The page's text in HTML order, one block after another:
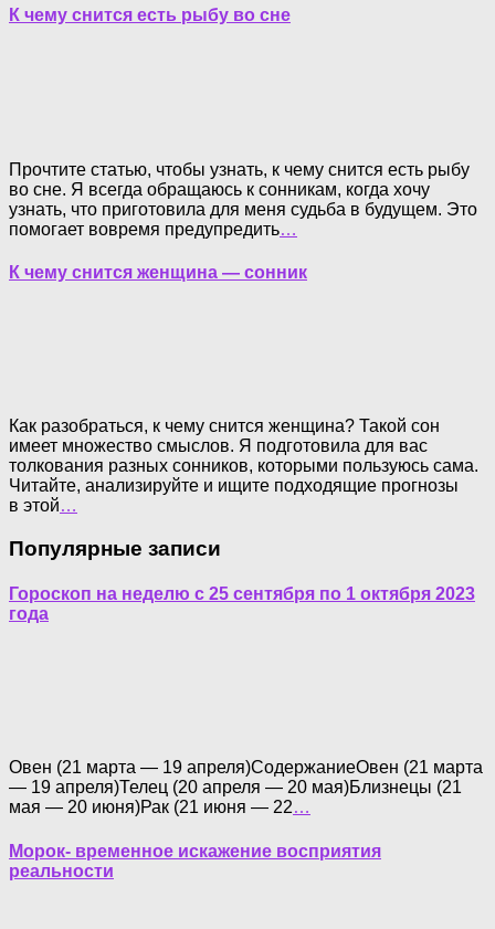
К чему снится есть рыбу во сне
Прочтите статью, чтобы узнать, к чему снится есть рыбу
во сне. Я всегда обращаюсь к сонникам, когда хочу
узнать, что приготовила для меня судьба в будущем. Это
помогает вовремя предупредить…
К чему снится женщина — сонник
Как разобраться, к чему снится женщина? Такой сон
имеет множество смыслов. Я подготовила для вас
толкования разных сонников, которыми пользуюсь сама.
Читайте, анализируйте и ищите подходящие прогнозы
в этой…
Популярные записи
Гороскоп на неделю с 25 сентября по 1 октября 2023
года
Овен (21 марта — 19 апреля)СодержаниеОвен (21 марта
— 19 апреля)Телец (20 апреля — 20 мая)Близнецы (21
мая — 20 июня)Рак (21 июня — 22…
Морок- временное искажение восприятия
реальности